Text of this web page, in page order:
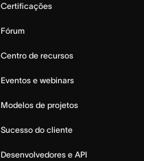
Certificações
Fórum
Centro de recursos
Eventos e webinars
Modelos de projetos
Sucesso do cliente
Desenvolvedores e API